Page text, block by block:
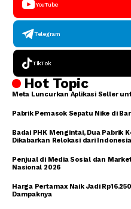
YouTube
Telegram
TikTok
Hot Topic
Meta Luncurkan Aplikasi Seller
Pabrik Pemasok Sepatu Nike di
Badai PHK Mengintai, Dua Pabrik
Dikabarkan Relokasi dari Indonesia
Penjual di Media Sosial dan
Nasional 2026
Harga Pertamax Naik Jadi
Dampaknya